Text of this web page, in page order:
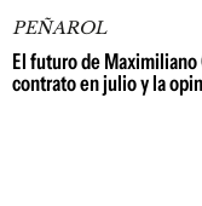
PEÑAROL
El futuro de
contrato en julio y la